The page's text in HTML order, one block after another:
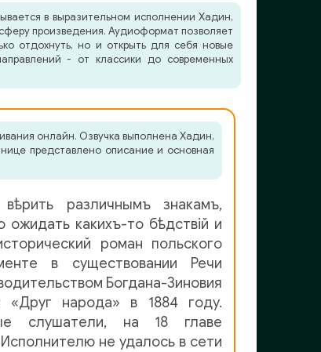
в выразительном исполнении Хадин,
произведения. Аудиоформат позволяет
отдохнуть, но и открыть для себя новые
- от классики до современных
онлайн. Озвучка выполнена Хадин,
представлено описание и основная
различнымъ знакамъ,
какихъ-то бѣдствій и
роман польского
в существовании Речи
Богдана-Зиновия
«Друг народа» в 1884 году.
слушатели, на 18 главе
не удалось в сети